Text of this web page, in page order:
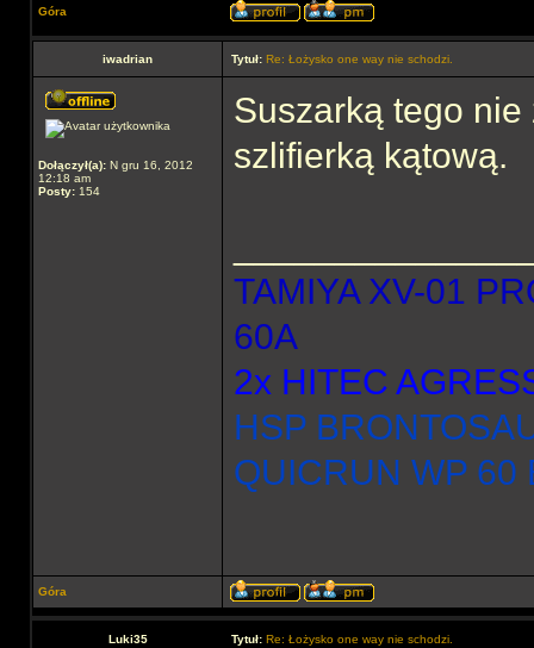
Góra
iwadrian Tytuł: Re: Łożysko one way nie schodzi.
Dołączył(a): N gru 16, 2012
12:18 am
Posty: 154
Suszarką tego
szlifierką kątową.
TAMIYA XV-01
60A
2x HITEC
HSP
QUICRUN WP 60
Góra
Luki35 Tytuł: Re: Łożysko one way nie schodzi.